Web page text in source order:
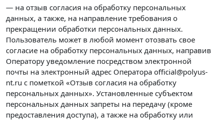
— на отзыв согласия на обработку персональных
данных, а также, на направление требования о
прекращении обработки персональных данных.
Пользователь может в любой момент отозвать свое
согласие на обработку персональных данных, направив
Оператору уведомление посредством электронной
почты на электронный адрес Оператора official@polyus-
nt.ru с пометкой «Отзыв согласия на обработку
персональных данных». Установленные субъектом
персональных данных запреты на передачу (кроме
предоставления доступа), а также на обработку или